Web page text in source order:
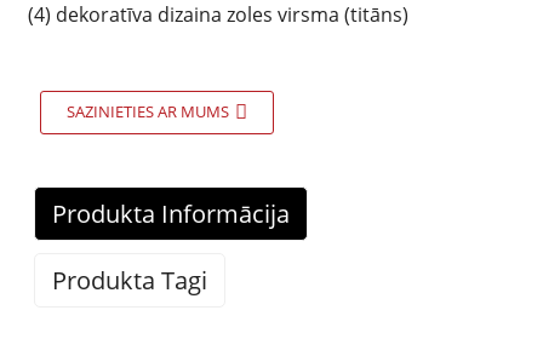
(4) dekoratīva dizaina zoles virsma (titāns)
SAZINIETIES AR MUMS
Produkta Informācija
Produkta Tagi